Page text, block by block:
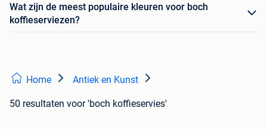
Wat zijn de meest populaire kleuren voor boch
koffieserviezen?
Home Antiek en Kunst
50 resultaten voor 'boch koffieservies'